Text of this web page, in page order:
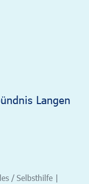
Langen
/ Selbsthilfe |